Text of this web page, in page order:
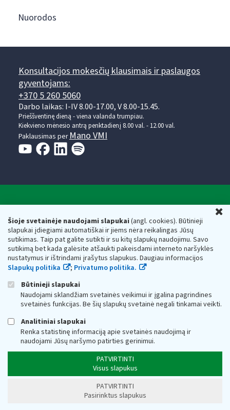
Šioje svetainėje naudojami slapukai(angl. cookies). Būtinieji
slapukai įdiegiami automatiškai ir jiems nėra reikalingas Jūsų
sutikimas. Taip pat galite sutikti ir su kitų slapukų naudojimu. Savo
sutikimą bet kada galėsite atšaukti pakeisdami interneto naršyklės
nustatymus ir ištrindami įrašytus slapukus. Daugiau informacijos
Slapukų politika
; Privatumo politika.
Būtinieji slapukai
Naudojami sklandžiam svetainės veikimui ir įgalina pagrindines
svetainės funkcijas. Be šių slapukų svetainė negali tinkamai veikti.
Analitiniai slapukai
Renka statistinę informaciją apie svetainės naudojimą ir
naudojami Jūsų naršymo patirties gerinimui.
PATVIRTINTI
Visus slapukus
PATVIRTINTI
Pasirinktus slapukus
Nuorodos
Konsultacijos mokesčių klausimais ir paslaugos
gyventojams:
+370 5 260 5060
Darbo laikas: I-IV 8.00-17.00, V 8.00-15.45.
Prieššventinę dieną - viena valanda trumpiau.
Kiekvieno mėnesio antrą penktadienį 8.00 val. - 12.00 val.
Paklausimas per Mano VMI
Respublikos finansų ministerijos
Biudžetinė įstaiga. Juridinio asmens kodas — 188659752,
adresas: Vasario 16-osios g. 14, 01107 Vilnius, Lietuva, el.paštas:
vmi@vmi.lt, E. pristatymo dėžutės adresas 188659752
Duomenys apie Valstybinę mokesčių inspekciją prie Lietuvos
Respublikos finansų ministerijos kaupiami ir saugomi Juridinių